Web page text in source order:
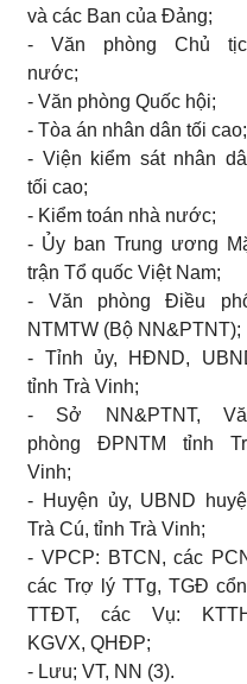
và các Ban của Đảng;
-Văn phòng Chủ
nước;
-Văn phòng Quốc hội;
-Tòa án nhân dân tối cao;
- Viện kiểm sát nhân
tối cao;
- Kiểm toán nhà nước;
- Ủy ban Trung ương
trận Tổ quốc Việt Nam;
- Văn phòng Điều
NTMTW (Bộ NN&PTNT);
- Tỉnh ủy, HĐND,
tỉnh Trà Vinh;
- Sở NN&PTNT,
phòng ĐPNTM tỉnh
Vinh;
- Huyện ủy, UBND
Trà Cú, tỉnh Trà Vinh;
- VPCP: BTCN, các
các Trợ lý TTg, TGĐ
TTĐT, các Vụ:
KGVX, QHĐP;
- Lưu; VT, NN (3).